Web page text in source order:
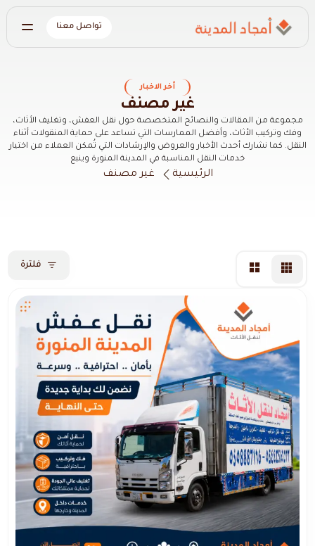
تواصل معنا
أخر الاخبار
غير مصنف
مجموعة من المقالات والنصائح المتخصصة حول نقل العفش، وتغليف الأثاث،
وفك وتركيب الأثاث، وأفضل الممارسات التي تساعد على حماية المنقولات أثناء
النقل. كما نشارك أحدث الأخبار والعروض والإرشادات التي تُمكن العملاء من اختيار
خدمات النقل المناسبة في المدينة المنورة وينبع
الرئيسية غير مصنف
فلترة